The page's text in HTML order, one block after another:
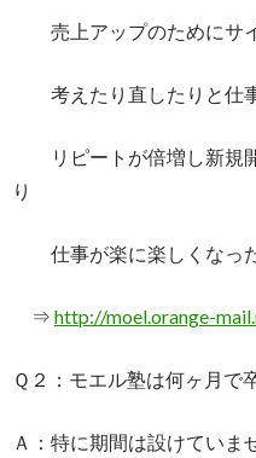
売上アップのためにサ
考えたり直したりと仕
リピートが倍増し新規
り
仕事が楽に楽しくなった
⇒ http://moel.orange-
Ｑ２：モエル塾は何ヶ月で
Ａ：特に期間は設けていま